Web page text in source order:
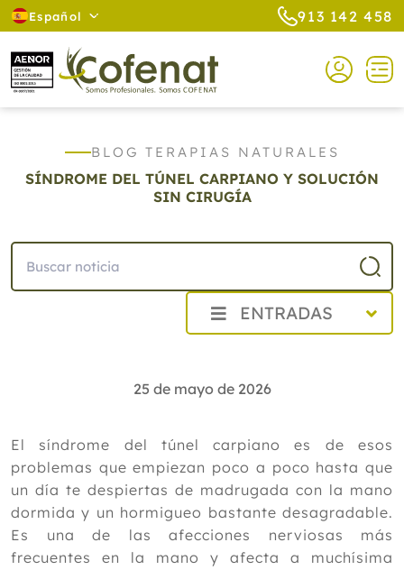
Español 913 142 458
BLOG TERAPIAS NATURALES
SÍNDROME DEL TÚNEL CARPIANO Y SOLUCIÓN
SIN CIRUGÍA
ENTRADAS
Julio
Mayo
Espino blanco: propiedades, usos y
contraindicaciones
Síndrome del túnel carpiano y solución
sin cirugía
Acupuntura y dolor neuropático
diabético,estudio de investigación
25 de mayo de 2026
El síndrome del túnel carpiano es de esos
problemas que empiezan poco a poco hasta que
un día te despiertas de madrugada con la mano
dormida y un hormigueo bastante desagradable.
Es una de las afecciones nerviosas más
frecuentes en la mano y afecta a muchísima